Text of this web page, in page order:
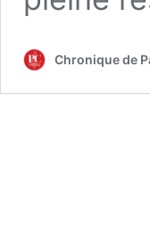
Chronique de